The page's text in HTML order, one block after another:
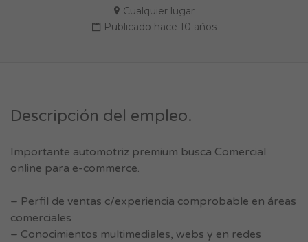
Cualquier lugar
Publicado hace 10 años
Descripción del empleo.
Importante automotriz premium busca Comercial
online para e-commerce.
– Perfil de ventas c/experiencia comprobable en áreas
comerciales
– Conocimientos multimediales, webs y en redes